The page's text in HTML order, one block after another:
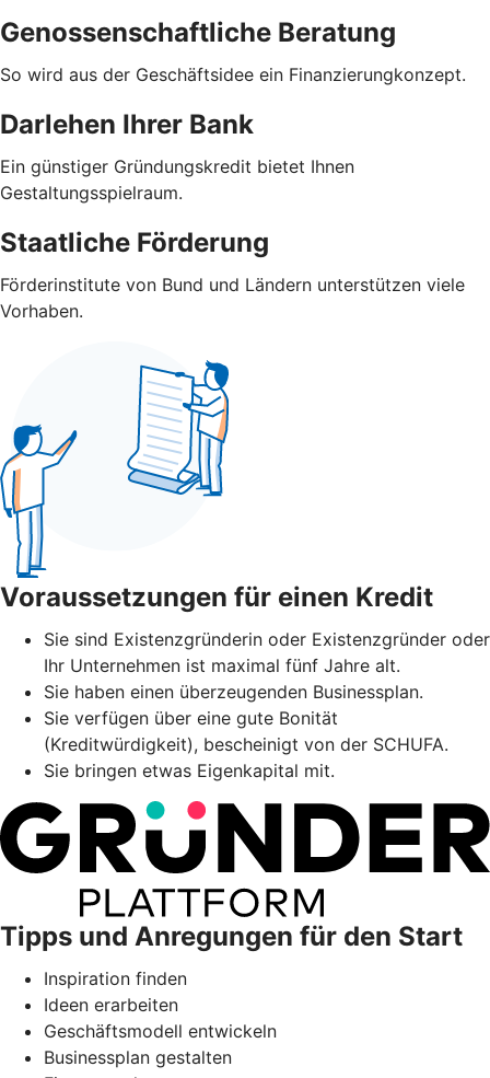
Genossenschaftliche Beratung
So wird aus der Geschäftsidee ein Finanzierungkonzept.
Darlehen Ihrer Bank
Ein günstiger Gründungskredit bietet Ihnen
Gestaltungsspielraum.
Staatliche Förderung
Förderinstitute von Bund und Ländern unterstützen viele
Vorhaben.
Voraussetzungen für einen Kredit
Sie sind Existenzgründerin oder Existenzgründer oder
Ihr Unternehmen ist maximal fünf Jahre alt.
Sie haben einen überzeugenden Businessplan.
Sie verfügen über eine gute Bonität
(Kreditwürdigkeit), bescheinigt von der SCHUFA.
Sie bringen etwas Eigenkapital mit.
Tipps und Anregungen für den Start
Inspiration finden
Ideen erarbeiten
Geschäftsmodell entwickeln
Businessplan gestalten